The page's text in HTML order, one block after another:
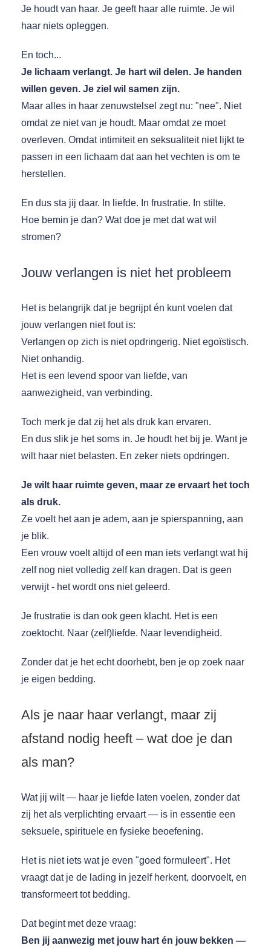
Je houdt van haar. Je geeft haar alle ruimte. Je wil
haar niets opleggen.
En toch...
Je lichaam verlangt. Je hart wil delen. Je handen
willen geven. Je ziel wil samen zijn.
Maar alles in haar zenuwstelsel zegt nu: "nee". Niet
omdat ze niet van je houdt. Maar omdat ze moet
overleven. Omdat intimiteit en seksualiteit niet lijkt te
passen in een lichaam dat aan het vechten is om te
herstellen.
En dus sta jij daar. In liefde. In frustratie. In stilte.
Hoe bemin je dan? Wat doe je met dat wat wil
stromen?
Jouw verlangen is niet het probleem
Het is belangrijk dat je begrijpt én kunt voelen dat
jouw verlangen niet fout is:
Verlangen op zich is niet opdringerig. Niet egoïstisch.
Niet onhandig.
Het is een levend spoor van liefde, van
aanwezigheid, van verbinding.
Toch merk je dat zij het als druk kan ervaren.
En dus slik je het soms in. Je houdt het bij je. Want je
wilt haar niet belasten. En zeker niets opdringen.
Je wilt haar ruimte geven, maar ze ervaart het toch
als druk.
Ze voelt het aan je adem, aan je spierspanning, aan
je blik.
Een vrouw voelt altijd of een man iets verlangt wat hij
zelf nog niet volledig zelf kan dragen. Dat is geen
verwijt - het wordt ons niet geleerd.
Je frustratie is dan ook geen klacht. Het is een
zoektocht. Naar (zelf)liefde. Naar levendigheid.
Zonder dat je het echt doorhebt, ben je op zoek naar
je eigen bedding.
Als je naar haar verlangt, maar zij
afstand nodig heeft – wat doe je dan
als man?
Wat jij wilt — haar je liefde laten voelen, zonder dat
zij het als verplichting ervaart — is in essentie een
seksuele, spirituele en fysieke beoefening.
Het is niet iets wat je even "goed formuleert". Het
vraagt dat je de lading in jezelf herkent, doorvoelt, en
transformeert tot bedding.
Dat begint met deze vraag:
Ben jij aanwezig met jouw hart én jouw bekken —